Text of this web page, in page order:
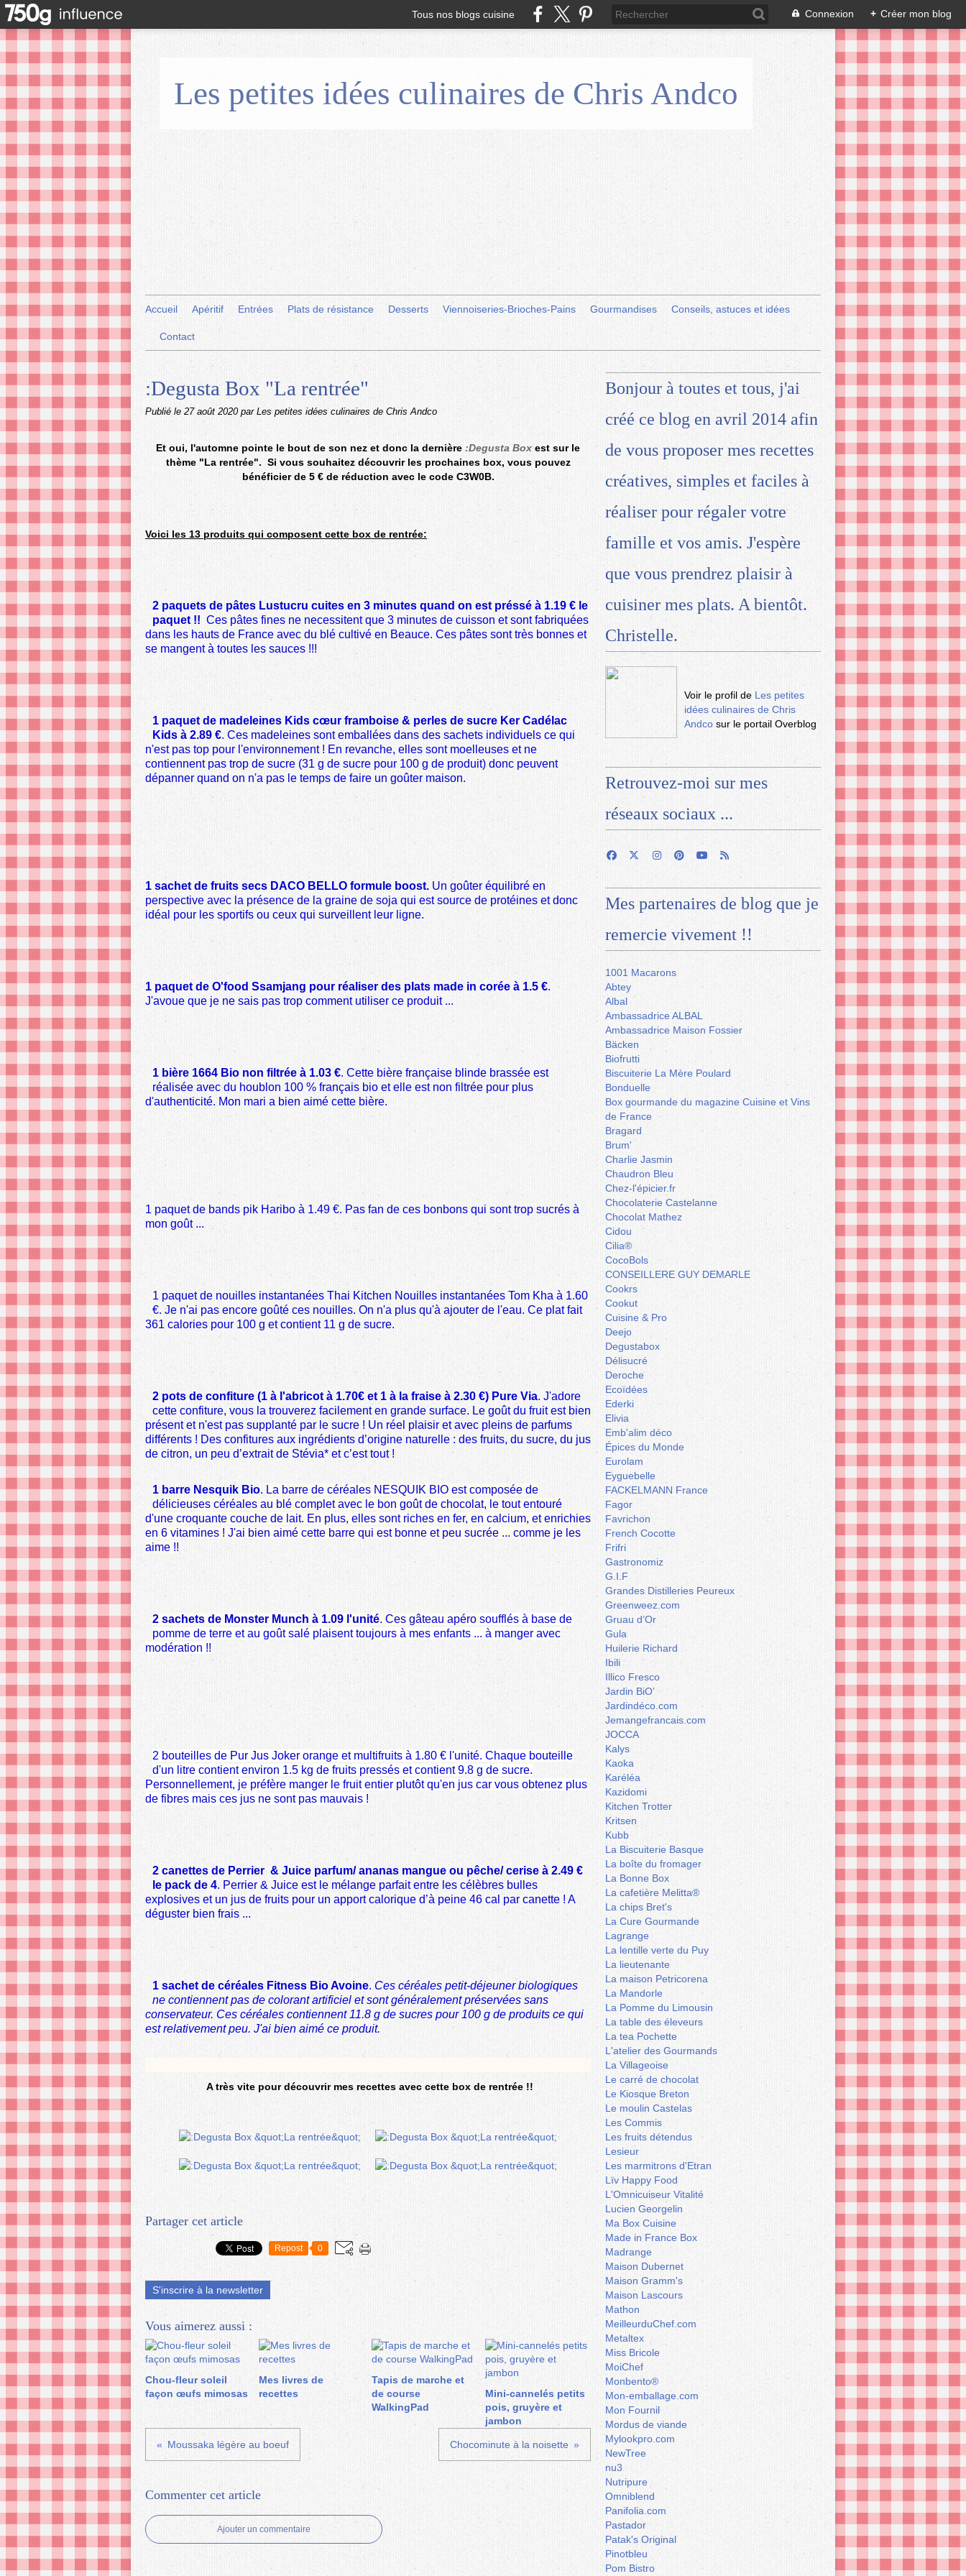
Tous nos blogs cuisine Connexion + Créer mon blog
Les petites idées culinaires de Chris Andco
Accueil Apéritif Entrées Plats de résistance Desserts Viennoiseries-Brioches-Pains Gourmandises Conseils, astuces et idées
Contact
:Degusta Box "La rentrée"
Publié le 27 août 2020 par Les petites idées culinaires de Chris Andco
Et oui, l'automne pointe le bout de son nez et donc la dernière :Degusta Box est sur le
thème "La rentrée". Si vous souhaitez découvrir les prochaines box, vous pouvez
bénéficier de 5 € de réduction avec le code C3W0B.
Voici les 13 produits qui composent cette box de rentrée:
2 paquets de pâtes Lustucru cuites en 3 minutes quand on est préssé à 1.19 € le
paquet !! Ces pâtes fines ne necessitent que 3 minutes de cuisson et sont fabriquées
dans les hauts de France avec du blé cultivé en Beauce. Ces pâtes sont très bonnes et
se mangent à toutes les sauces !!!
1 paquet de madeleines Kids cœur framboise & perles de sucre Ker Cadélac
Kids à 2.89 €. Ces madeleines sont emballées dans des sachets individuels ce qui
n'est pas top pour l'environnement ! En revanche, elles sont moelleuses et ne
contiennent pas trop de sucre (31 g de sucre pour 100 g de produit) donc peuvent
dépanner quand on n'a pas le temps de faire un goûter maison.
1 sachet de fruits secs DACO BELLO formule boost. Un goûter équilibré en
perspective avec la présence de la graine de soja qui est source de protéines et donc
idéal pour les sportifs ou ceux qui surveillent leur ligne.
1 paquet de O'food Ssamjang pour réaliser des plats made in corée à 1.5 €.
J'avoue que je ne sais pas trop comment utiliser ce produit ...
1 bière 1664 Bio non filtrée à 1.03 €. Cette bière française blinde brassée est
réalisée avec du houblon 100 % français bio et elle est non filtrée pour plus
d'authenticité. Mon mari a bien aimé cette bière.
1 paquet de bands pik Haribo à 1.49 €. Pas fan de ces bonbons qui sont trop sucrés à
mon goût ...
1 paquet de nouilles instantanées Thai Kitchen Nouilles instantanées Tom Kha à 1.60
€. Je n'ai pas encore goûté ces nouilles. On n'a plus qu'à ajouter de l'eau. Ce plat fait
361 calories pour 100 g et contient 11 g de sucre.
2 pots de confiture (1 à l'abricot à 1.70€ et 1 à la fraise à 2.30 €) Pure Via. J'adore
cette confiture, vous la trouverez facilement en grande surface. Le goût du fruit est bien
présent et n'est pas supplanté par le sucre ! Un réel plaisir et avec pleins de parfums
différents ! Des confitures aux ingrédients d’origine naturelle : des fruits, du sucre, du jus
de citron, un peu d’extrait de Stévia* et c’est tout !
1 barre Nesquik Bio. La barre de céréales NESQUIK BIO est composée de
délicieuses céréales au blé complet avec le bon goût de chocolat, le tout entouré
d'une croquante couche de lait. En plus, elles sont riches en fer, en calcium, et enrichies
en 6 vitamines ! J'ai bien aimé cette barre qui est bonne et peu sucrée ... comme je les
aime !!
2 sachets de Monster Munch à 1.09 l'unité. Ces gâteau apéro soufflés à base de
pomme de terre et au goût salé plaisent toujours à mes enfants ... à manger avec
modération !!
2 bouteilles de Pur Jus Joker orange et multifruits à 1.80 € l'unité. Chaque bouteille
d'un litre contient environ 1.5 kg de fruits pressés et contient 9.8 g de sucre.
Personnellement, je préfère manger le fruit entier plutôt qu'en jus car vous obtenez plus
de fibres mais ces jus ne sont pas mauvais !
2 canettes de Perrier & Juice parfum/ ananas mangue ou pêche/ cerise à 2.49 €
le pack de 4. Perrier & Juice est le mélange parfait entre les célèbres bulles
explosives et un jus de fruits pour un apport calorique d’à peine 46 cal par canette ! A
déguster bien frais ...
1 sachet de céréales Fitness Bio Avoine. Ces céréales petit-déjeuner biologiques
ne contiennent pas de colorant artificiel et sont généralement préservées sans
conservateur. Ces céréales contiennent 11.8 g de sucres pour 100 g de produits ce qui
est relativement peu. J'ai bien aimé ce produit.
A très vite pour découvrir mes recettes avec cette box de rentrée !!
Partager cet article
Repost 0
S'inscrire à la newsletter
Vous aimerez aussi :
Chou-fleur soleil
façon œufs mimosas
Mes livres de
recettes
Tapis de marche et
de course
WalkingPad
Mini-cannelés petits
pois, gruyère et
jambon
Moussaka légère au boeuf Chocominute à la noisette
Commenter cet article
Ajouter un commentaire
Bonjour à toutes et tous, j'ai
créé ce blog en avril 2014 afin
de vous proposer mes recettes
créatives, simples et faciles à
réaliser pour régaler votre
famille et vos amis. J'espère
que vous prendrez plaisir à
cuisiner mes plats. A bientôt.
Christelle.
Voir le profil de Les petites
idées culinaires de Chris
Andco sur le portail Overblog
Retrouvez-moi sur mes
réseaux sociaux ...
Mes partenaires de blog que je
remercie vivement !!
1001 Macarons
Abtey
Albal
Ambassadrice ALBAL
Ambassadrice Maison Fossier
Bäcken
Biofrutti
Biscuiterie La Mère Poulard
Bonduelle
Box gourmande du magazine Cuisine et Vins
de France
Bragard
Brum'
Charlie Jasmin
Chaudron Bleu
Chez-l'épicier.fr
Chocolaterie Castelanne
Chocolat Mathez
Cidou
Cilia®
CocoBols
CONSEILLERE GUY DEMARLE
Cookrs
Cookut
Cuisine & Pro
Deejo
Degustabox
Délisucré
Deroche
Ecoïdées
Ederki
Elivia
Emb'alim déco
Épices du Monde
Eurolam
Eyguebelle
FACKELMANN France
Fagor
Favrichon
French Cocotte
Frifri
Gastronomiz
G.I.F
Grandes Distilleries Peureux
Greenweez.com
Gruau d’Or
Gula
Huilerie Richard
Ibili
Illico Fresco
Jardin BiO’
Jardindéco.com
Jemangefrancais.com
JOCCA
Kalys
Kaoka
Karéléa
Kazidomi
Kitchen Trotter
Kritsen
Kubb
La Biscuiterie Basque
La boîte du fromager
La Bonne Box
La cafetière Melitta®
La chips Bret's
La Cure Gourmande
Lagrange
La lentille verte du Puy
La lieutenante
La maison Petricorena
La Mandorle
La Pomme du Limousin
La table des éleveurs
La tea Pochette
L'atelier des Gourmands
La Villageoise
Le carré de chocolat
Le Kiosque Breton
Le moulin Castelas
Les Commis
Les fruits détendus
Lesieur
Les marmitrons d'Etran
Lïv Happy Food
L'Omnicuiseur Vitalité
Lucien Georgelin
Ma Box Cuisine
Made in France Box
Madrange
Maison Dubernet
Maison Gramm's
Maison Lascours
Mathon
MeilleurduChef.com
Metaltex
Miss Bricole
MoiChef
Monbento®
Mon-emballage.com
Mon Fournil
Mordus de viande
Mylookpro.com
NewTree
nu3
Nutripure
Omniblend
Panifolia.com
Pastador
Patak's Original
Pinotbleu
Pom Bistro